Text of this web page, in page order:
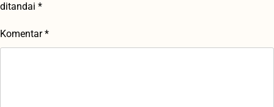
ditandai *
Komentar*